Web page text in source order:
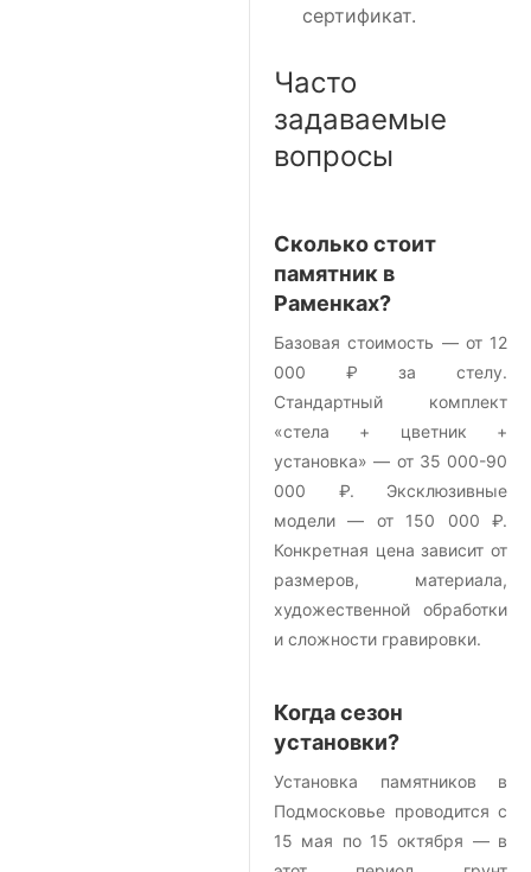
сертификат.
Часто
задаваемые
вопросы
Сколько стоит
памятник в
Раменках?
Базовая стоимость — от 12
000 ₽ за стелу.
Стандартный комплект
«стела + цветник +
установка» — от 35 000-90
000 ₽. Эксклюзивные
модели — от 150 000 ₽.
Конкретная цена зависит от
размеров, материала,
художественной обработки
и сложности гравировки.
Когда сезон
установки?
Установка памятников в
Подмосковье проводится с
15 мая по 15 октября — в